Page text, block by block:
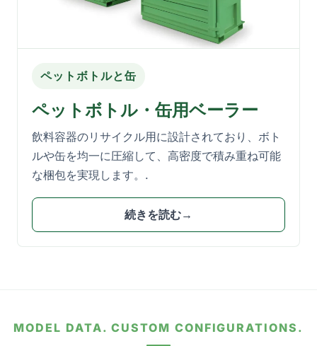
ペットボトルと缶
ペットボトル・缶用ベーラー
飲料容器のリサイクル用に設計されており、ボト
ルや缶を均一に圧縮して、高密度で積み重ね可能
な梱包を実現します。.
続きを読む→
MODEL DATA. CUSTOM CONFIGURATIONS.